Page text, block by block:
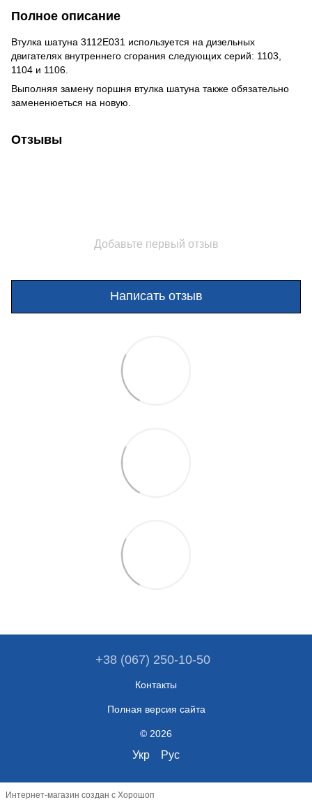
Полное описание
Втулка шатуна 3112E031 используется на дизельных
двигателях внутреннего сгорания следующих серий: 1103,
1104 и 1106.
Выполняя замену поршня втулка шатуна также обязательно
замененюеться на новую.
Отзывы
Добавьте первый отзыв
Написать отзыв
+38 (067) 250-10-50
Контакты
Полная версия сайта
© 2026
Укр Рус
Интернет-магазин создан с Хорошоп